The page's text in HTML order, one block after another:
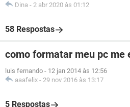
Dina - 2 abr 2020 às 01:12
58 Respostas
como formatar meu pc me
luis fernando - 12 jan 2014 às 12:56
aaafelix - 29 nov 2016 às 13:17
5 Respostas